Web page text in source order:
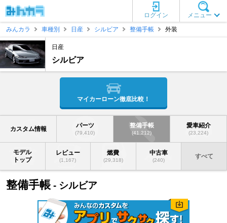
メニュー
ログイン
みんカラ
車種別 日産 シルビア 整備手帳 外装
日産
シルビア
マイカーローン徹底比較！
カスタム情報 パーツ
(79,410)
整備手帳
(41,212)
愛車紹介
(23,224)
モデル
トップ
レビュー
(1,167)
燃費
(29,318)
中古車
(240)
すべて
整備手帳 - シルビア